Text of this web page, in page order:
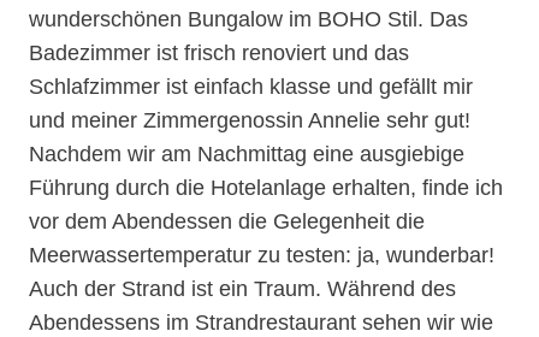
wunderschönen Bungalow im BOHO Stil. Das
Badezimmer ist frisch renoviert und das
Schlafzimmer ist einfach klasse und gefällt mir
und meiner Zimmergenossin Annelie sehr gut!
Nachdem wir am Nachmittag eine ausgiebige
Führung durch die Hotelanlage erhalten, finde ich
vor dem Abendessen die Gelegenheit die
Meerwassertemperatur zu testen: ja, wunderbar!
Auch der Strand ist ein Traum. Während des
Abendessens im Strandrestaurant sehen wir wie